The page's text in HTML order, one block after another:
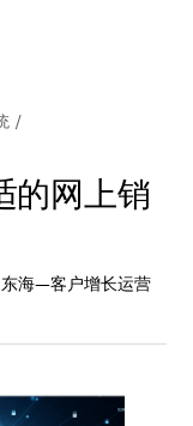
/
的网上销
海—客户增长运营